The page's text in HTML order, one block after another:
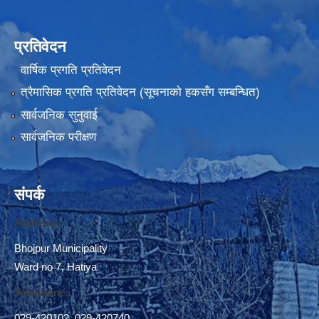
प्रतिवेदन
वार्षिक प्रगति प्रतिवेदन
त्रैमासिक प्रगति प्रतिवेदन (सूचनाकाे हकसँग सम्बन्धित)
सार्वजनिक सुनुवाई
सार्वजनिक परीक्षण
संपर्क
Address:
Bhojpur Municipality
Ward no 7, Hatiya
Telephone: